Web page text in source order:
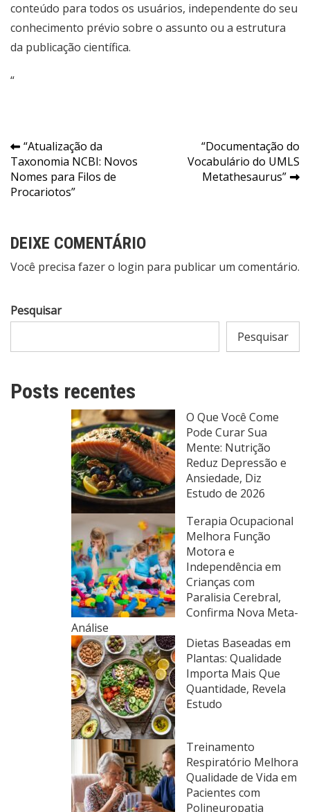
conteúdo para todos os usuários, independente do seu
conhecimento prévio sobre o assunto ou a estrutura
da publicação científica.
“
Navegação
de
Post
“Atualização da
Taxonomia NCBI: Novos
Nomes para Filos de
Procariotos”
“Documentação do
Vocabulário do UMLS
Metathesaurus”
DEIXE COMENTÁRIO
Você precisa fazer o login para publicar um comentário.
Pesquisar
Pesquisar
Posts recentes
O Que Você Come
Pode Curar Sua
Mente: Nutrição
Reduz Depressão e
Ansiedade, Diz
Estudo de 2026
Terapia Ocupacional
Melhora Função
Motora e
Independência em
Crianças com
Paralisia Cerebral,
Confirma Nova Meta-
Análise
Dietas Baseadas em
Plantas: Qualidade
Importa Mais Que
Quantidade, Revela
Estudo
Treinamento
Respiratório Melhora
Qualidade de Vida em
Pacientes com
Polineuropatia